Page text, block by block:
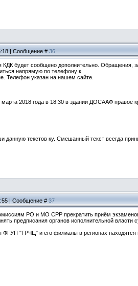
| Сообщение #36
КДК будет сообщено дополнительно. Обращения,
напрямую по телефону к
Телефон указан на нашем сайте.
2018 года в 18.30 в здании ДОСААФ правое
данную текстов ку. Смешанный текст всегда
| Сообщение #37
РО и МО СРР прекратить приём
предписания органов исполнительной
"ГРЧЦ" и его филиалы в регионах находятся